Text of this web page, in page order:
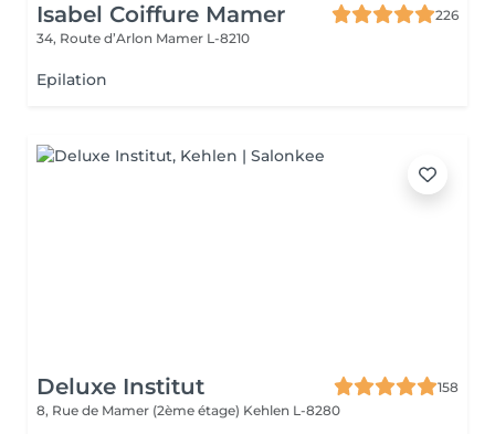
Isabel Coiffure Mamer
226
34, Route d’Arlon Mamer L-8210
Epilation
Deluxe Institut
158
8, Rue de Mamer (2ème étage) Kehlen L-8280